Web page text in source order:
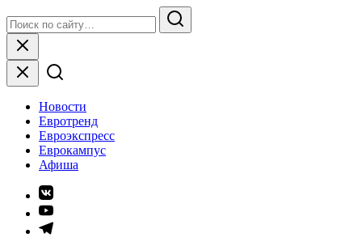
to
content
for:
Search
Close
Новости
Евротренд
Евроэкспресс
Еврокампус
Афиша
Элемент
меню
Элемент
меню
Элемент